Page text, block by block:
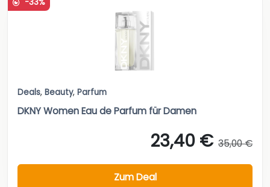
-33%
Deals, Beauty, Parfum
DKNY Women Eau de Parfum für Damen
23,40 € 35,00 €
Zum Deal